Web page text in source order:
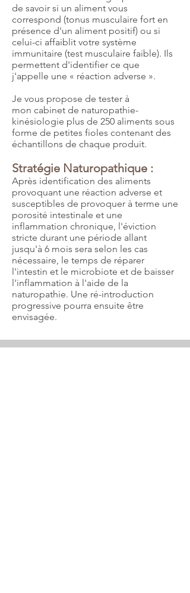
de savoir si un aliment vous
correspond (tonus musculaire fort en
présence d'un aliment positif) ou si
celui-ci affaiblit votre système
immunitaire (test musculaire faible). Ils
permettent d'identifier ce que
j'appelle une « réaction adverse ».
Je vous propose de tester à
mon cabinet de naturopathie-
kinésiologie plus de 250 aliments sous
forme de petites fioles contenant des
échantillons de chaque produit.
Stratégie Naturopathique :
Après identification des aliments
provoquant une réaction adverse et
susceptibles de provoquer à terme une
porosité intestinale et une
inflammation chronique, l'éviction
stricte durant une période allant
jusqu'à 6 mois sera selon les cas
nécessaire, le temps de réparer
l'intestin et le microbiote et de baisser
l'inflammation à l'aide de la
naturopathie. Une ré-introduction
progressive pourra ensuite être
envisagée.